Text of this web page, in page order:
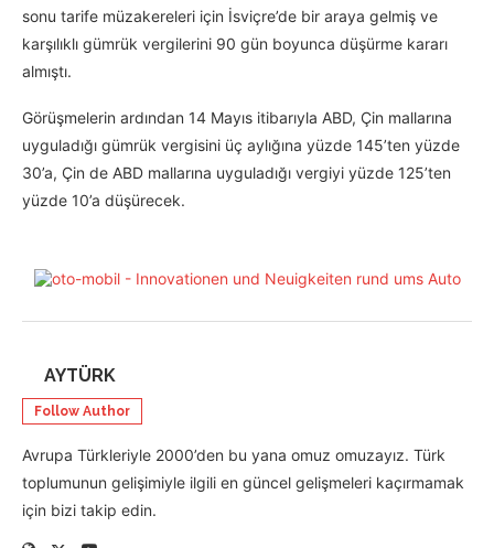
sonu tarife müzakereleri için İsviçre’de bir araya gelmiş ve
karşılıklı gümrük vergilerini 90 gün boyunca düşürme kararı
almıştı.
Görüşmelerin ardından 14 Mayıs itibarıyla ABD, Çin mallarına
uyguladığı gümrük vergisini üç aylığına yüzde 145’ten yüzde
30’a, Çin de ABD mallarına uyguladığı vergiyi yüzde 125’ten
yüzde 10’a düşürecek.
AYTÜRK
Follow Author
Avrupa Türkleriyle 2000’den bu yana omuz omuzayız. Türk
toplumunun gelişimiyle ilgili en güncel gelişmeleri kaçırmamak
için bizi takip edin.